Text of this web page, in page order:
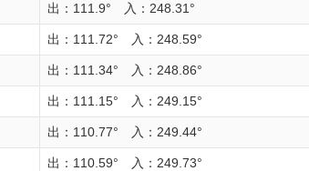
出：111.9° 入：248.31°
出：111.72° 入：248.59°
出：111.34° 入：248.86°
出：111.15° 入：249.15°
出：110.77° 入：249.44°
出：110.59° 入：249.73°